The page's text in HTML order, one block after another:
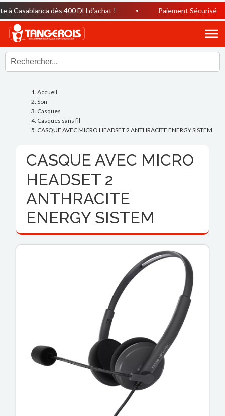
dès 400 DH d’achat ! Paiement Sécurisé
Accueil
Son
Casques
Casques sans fil
CASQUE AVEC MICRO HEADSET 2 ANTHRACITE ENERGY SISTEM
CASQUE AVEC MICRO
HEADSET 2
ANTHRACITE
ENERGY SISTEM